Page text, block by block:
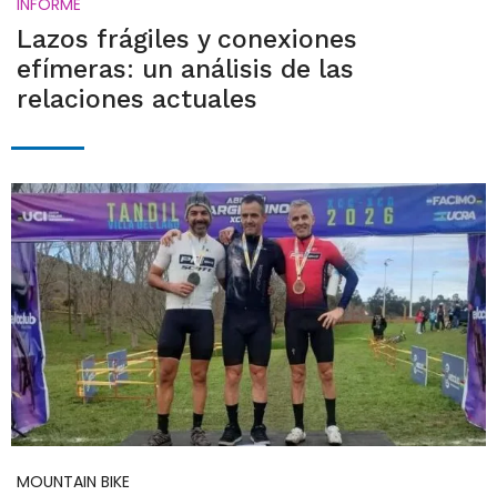
INFORME
Lazos frágiles y conexiones
efímeras: un análisis de las
relaciones actuales
MOUNTAIN BIKE